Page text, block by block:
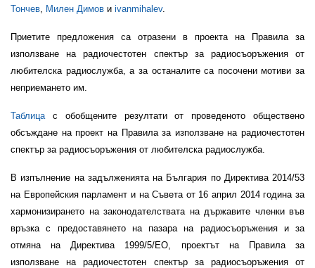
Тончев
Милен Димов и ivanmihalev.
Приетите предложения са отразени в проекта на Правила за
използване на радиочестотен спектър за радиосъоръжения от
любителска радиослужба, а за останалите са посочени мотиви за
неприемането им.
Таблица с обобщените резултати от проведеното обществено
обсъждане на проект на Правила за използване на радиочестотен
спектър за радиосъоръжения от любителска радиослужба.
В изпълнение на задълженията на България по Директива 2014/53
на Европейския парламент и на Съвета от 16 април 2014 година за
хармонизирането на законодателствата на държавите членки във
връзка с предоставянето на пазара на радиосъоръжения и за
отмяна на Директива 1999/5/ЕО, проектът на Правила за
използване на радиочестотен спектър за радиосъоръжения от